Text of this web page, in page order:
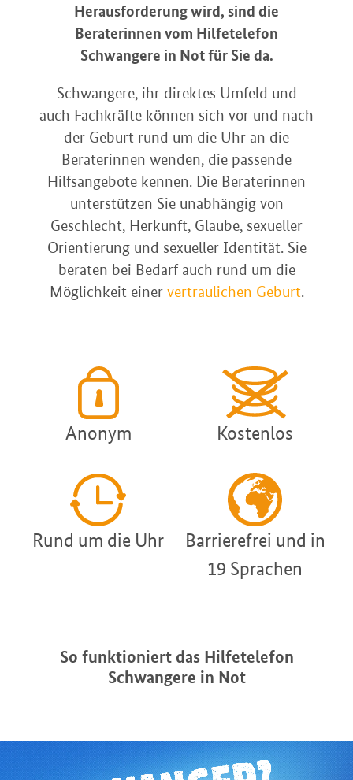
Herausforderung wird, sind die
Beraterinnen vom Hilfetelefon
Schwangere in Not für Sie da.
Schwangere, ihr direktes Umfeld und
auch Fachkräfte können sich vor und nach
der Geburt rund um die Uhr an die
Beraterinnen wenden, die passende
Hilfsangebote kennen. Die Beraterinnen
unterstützen Sie unabhängig von
Geschlecht, Herkunft, Glaube, sexueller
Orientierung und sexueller Identität. Sie
beraten bei Bedarf auch rund um die
Möglichkeit einer vertraulichen Geburt.
Anonym Kostenlos
Rund um die Uhr
Barrierefrei und in
19 Sprachen
So funktioniert das Hilfetelefon
Schwangere in Not